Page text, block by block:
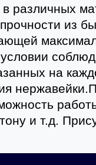
различных
из
на
и т.д.